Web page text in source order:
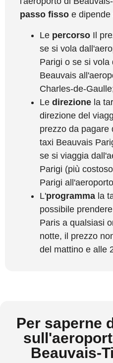
passo fisso e dipende
Le percorso Il
se si vola
Parigi o se si vola
Beauvais
Charles-de-
Le direzione la
direzione del
prezzo da pagare
taxi Beauvais
se si viaggia
Parigi (più
Parigi
L'programma la
possibile
Paris a qualsiasi
notte, il prezzo
del mattino e alle
Per saperne
Beauvais-